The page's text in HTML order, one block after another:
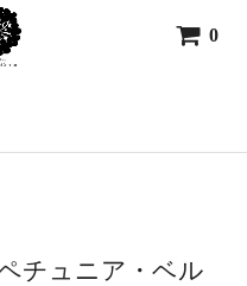
0
チュニア・ベル